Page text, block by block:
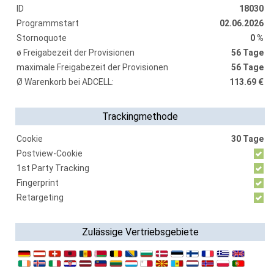
ID
18030
Programmstart
02.06.2026
Stornoquote
0 %
ø Freigabezeit der Provisionen
56 Tage
maximale Freigabezeit der Provisionen
56 Tage
Ø Warenkorb bei ADCELL:
113.69 €
Trackingmethode
Cookie
30 Tage
Postview-Cookie
1st Party Tracking
Fingerprint
Retargeting
Zulässige Vertriebsgebiete